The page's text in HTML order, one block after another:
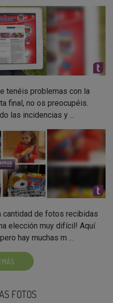
tenéis problemas con la
final, no os preocupéis.
las incidencias y ...
cantidad de fotos recibidas
elección muy difícil! Aquí
hay muchas m ...
MÁS
FOTOS